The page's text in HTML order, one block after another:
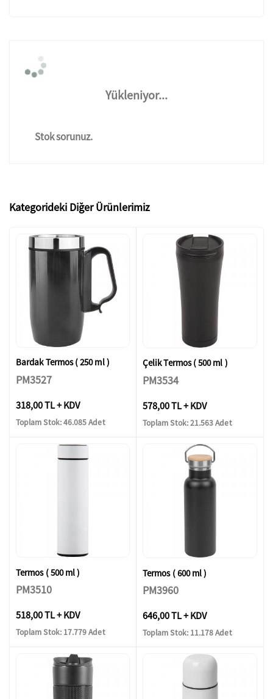
Yükleniyor...
Stok sorunuz.
Kategorideki Diğer Ürünlerimiz
Bardak Termos ( 250 ml )
PM3527
318,00 TL + KDV
Toplam Stok: 46.085 Adet
Çelik Termos ( 500 ml )
PM3534
578,00 TL + KDV
Toplam Stok: 21.563 Adet
Termos ( 500 ml )
PM3510
518,00 TL + KDV
Toplam Stok: 17.779 Adet
Termos ( 600 ml )
PM3960
646,00 TL + KDV
Toplam Stok: 11.178 Adet